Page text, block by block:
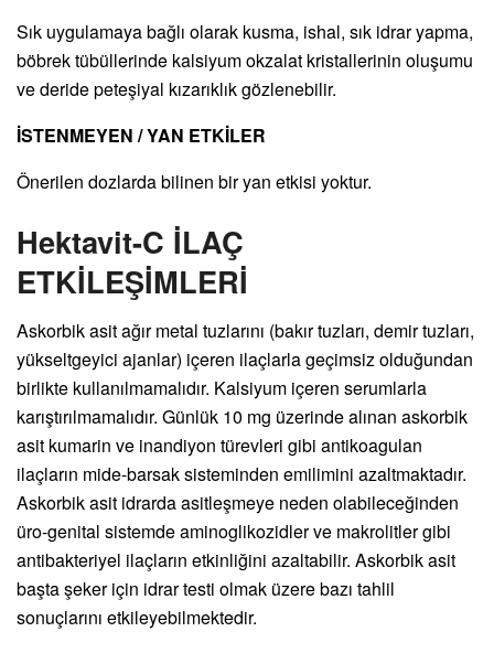
Sık uygulamaya bağlı olarak kusma, ishal, sık idrar yapma,
böbrek tübüllerinde kalsiyum okzalat kristallerinin oluşumu
ve deride peteşiyal kızarıklık gözlenebilir.
İSTENMEYEN / YAN ETKİLER
Önerilen dozlarda bilinen bir yan etkisi yoktur.
Hektavit-C İLAÇ
ETKİLEŞİMLERİ
Askorbik asit ağır metal tuzlarını (bakır tuzları, demir tuzları,
yükseltgeyici ajanlar) içeren ilaçlarla geçimsiz olduğundan
birlikte kullanılmamalıdır. Kalsiyum içeren serumlarla
karıştırılmamalıdır. Günlük 10 mg üzerinde alınan askorbik
asit kumarin ve inandiyon türevleri gibi antikoagulan
ilaçların mide-barsak sisteminden emilimini azaltmaktadır.
Askorbik asit idrarda asitleşmeye neden olabileceğinden
üro-genital sistemde aminoglikozidler ve makrolitler gibi
antibakteriyel ilaçların etkinliğini azaltabilir. Askorbik asit
başta şeker için idrar testi olmak üzere bazı tahlil
sonuçlarını etkileyebilmektedir.